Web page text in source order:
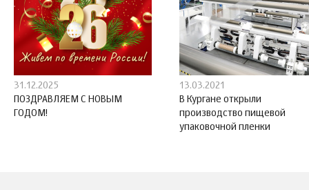
31.12.2025
ПОЗДРАВЛЯЕМ С НОВЫМ
ГОДОМ!
13.03.2021
В Кургане открыли
производство пищевой
упаковочной пленки